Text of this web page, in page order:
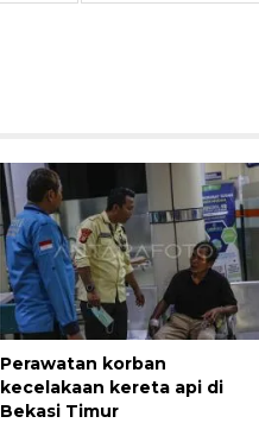
Perawatan korban
kecelakaan kereta api di
Bekasi Timur